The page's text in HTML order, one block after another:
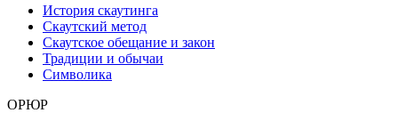
История скаутинга
Скаутский метод
Скаутское обещание и закон
Традиции и обычаи
Символика
ОРЮР